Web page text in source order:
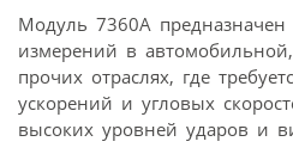
Модуль 7360А
измерений в
прочих отраслях, где
ускорений и угловых
высоких уровней ударов и